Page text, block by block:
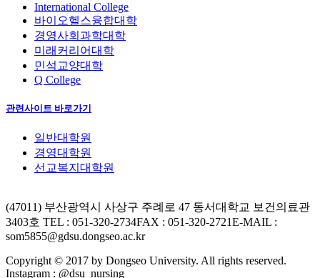
International College
바이오헬스융합대학
경영사회과학대학
미래커리어대학
민석교양대학
Q College
관련사이트 바로가기
일반대학원
경영대학원
선교복지대학원
(47011) 부산광역시 사상구 주례로 47 동서대학교 보건의료관
3403호 TEL : 051-320-2734FAX : 051-320-2721E-MAIL :
som5855@gdsu.dongseo.ac.kr
Copyright © 2017 by Dongseo University. All rights reserved.
Instagram : @dsu_nursing